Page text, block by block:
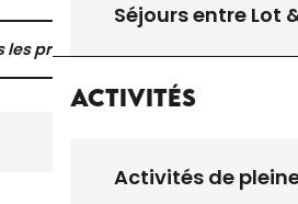
Séjours entre Lot
Activités
Activités de
prestations